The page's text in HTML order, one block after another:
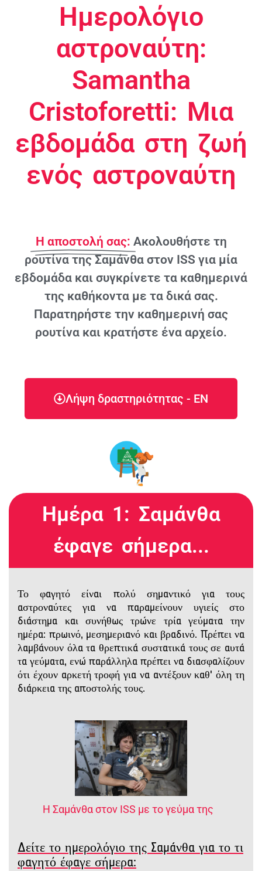
Ημερολόγιο
αστροναύτη:
Samantha
Cristoforetti: Μια
εβδομάδα στη ζωή
ενός αστροναύτη
Η αποστολή σας: Ακολουθήστε τη
ρουτίνα της Σαμάνθα στον ISS για μία
εβδομάδα και συγκρίνετε τα καθημερινά
της καθήκοντα με τα δικά σας.
Παρατηρήστε την καθημερινή σας
ρουτίνα και κρατήστε ένα αρχείο.
Λήψη δραστηριότητας - EN
Ημέρα 1: Σαμάνθα
έφαγε σήμερα...
Το φαγητό είναι πολύ σημαντικό για τους
αστροναύτες για να παραμείνουν υγιείς στο
διάστημα και συνήθως τρώνε τρία γεύματα την
ημέρα: πρωινό, μεσημεριανό και βραδινό. Πρέπει να
λαμβάνουν όλα τα θρεπτικά συστατικά τους σε αυτά
τα γεύματα, ενώ παράλληλα πρέπει να διασφαλίζουν
ότι έχουν αρκετή τροφή για να αντέξουν καθ' όλη τη
διάρκεια της αποστολής τους.
Η Σαμάνθα στον ISS με το γεύμα της
Δείτε το ημερολόγιο της Σαμάνθα για το τι
φαγητό έφαγε σήμερα: